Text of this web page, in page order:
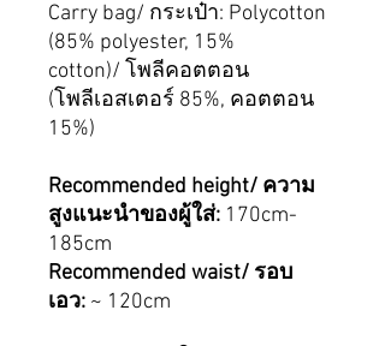
Carry bag/ กระเป๋า: Polycotton
(85% polyester, 15%
cotton)/ โพลีคอตตอน
(โพลีเอสเตอร์ 85%, คอตตอน
15%)
Recommended height/ ความ
สูงแนะนำของผู้ใส่: 170cm-
185cm
Recommended waist/ รอบ
เอว: ~ 120cm